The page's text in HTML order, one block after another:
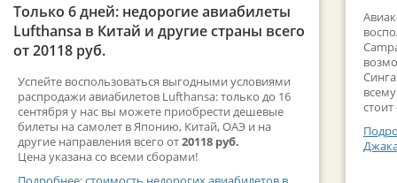
Только 6 дней: недорогие авиабилеты
Lufthansa в Китай и другие страны всего
от 20118 руб.
Успейте воспользоваться выгодными условиями
распродажи авиабилетов Lufthansa: только до 16
сентября у нас вы можете приобрести дешевые
билеты на самолет в Японию, Китай, ОАЭ и на
другие направления всего от20118 руб.
Цена указана со всеми сборами!